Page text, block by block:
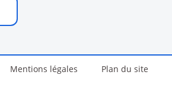
Mentions légales Plan du site